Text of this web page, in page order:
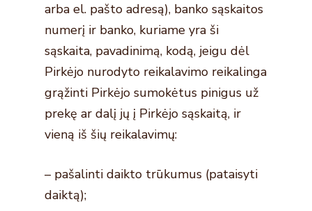
arba el. pašto adresą), banko sąskaitos
numerį ir banko, kuriame yra ši
sąskaita, pavadinimą, kodą, jeigu dėl
Pirkėjo nurodyto reikalavimo reikalinga
grąžinti Pirkėjo sumokėtus pinigus už
prekę ar dalį jų į Pirkėjo sąskaitą, ir
vieną iš šių reikalavimų:
– pašalinti daikto trūkumus (pataisyti
daiktą);